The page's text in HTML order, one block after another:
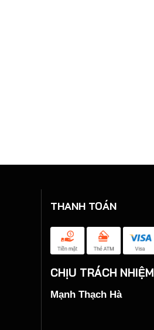
THANH TOÁN
CHỊU TRÁCH NHIỆM
Mạnh Thạch Hà